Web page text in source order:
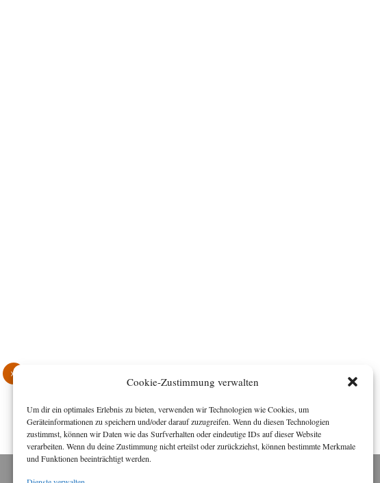
Cookie-Zustimmung verwalten
Um dir ein optimales Erlebnis zu bieten, verwenden wir Technologien wie Cookies, um
Geräteinformationen zu speichern und/oder darauf zuzugreifen. Wenn du diesen Technologien
zustimmst, können wir Daten wie das Surfverhalten oder eindeutige IDs auf dieser Website
verarbeiten. Wenn du deine Zustimmung nicht erteilst oder zurückziehst, können bestimmte Merkmale
und Funktionen beeinträchtigt werden.
»